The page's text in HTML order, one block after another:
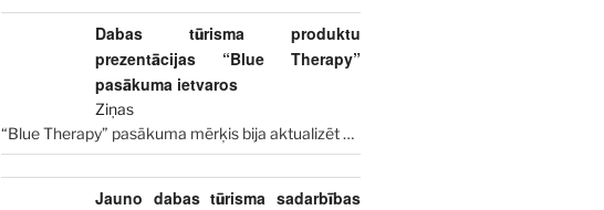
Dabas tūrisma produktu
prezentācijas “Blue Therapy”
pasākuma ietvaros
Ziņas
“Blue Therapy” pasākuma mērķis bija aktualizēt…
Jauno dabas tūrisma sadarbības